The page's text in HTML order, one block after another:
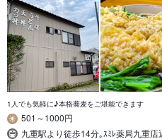
1人でも気軽に♪本格蕎麦をご堪能できます
501～1000円
九重駅より徒歩14分｡ｽﾐﾚ薬局九重店